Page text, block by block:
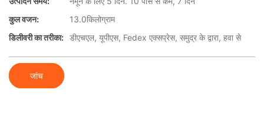
कुल वजन:
13.0किलोग्राम
डिलीवरी का तरीका: डीएचएल, यूपीएस, Fedex एक्सप्रेस, समुद्र के द्वारा, हवा से
जांच